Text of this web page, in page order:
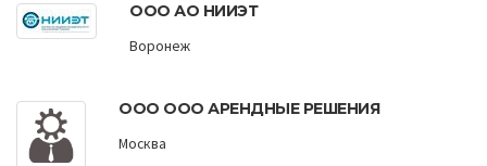
ООО АО НИИЭТ
Воронеж
ООО ООО АРЕНДНЫЕ РЕШЕНИЯ
Москва